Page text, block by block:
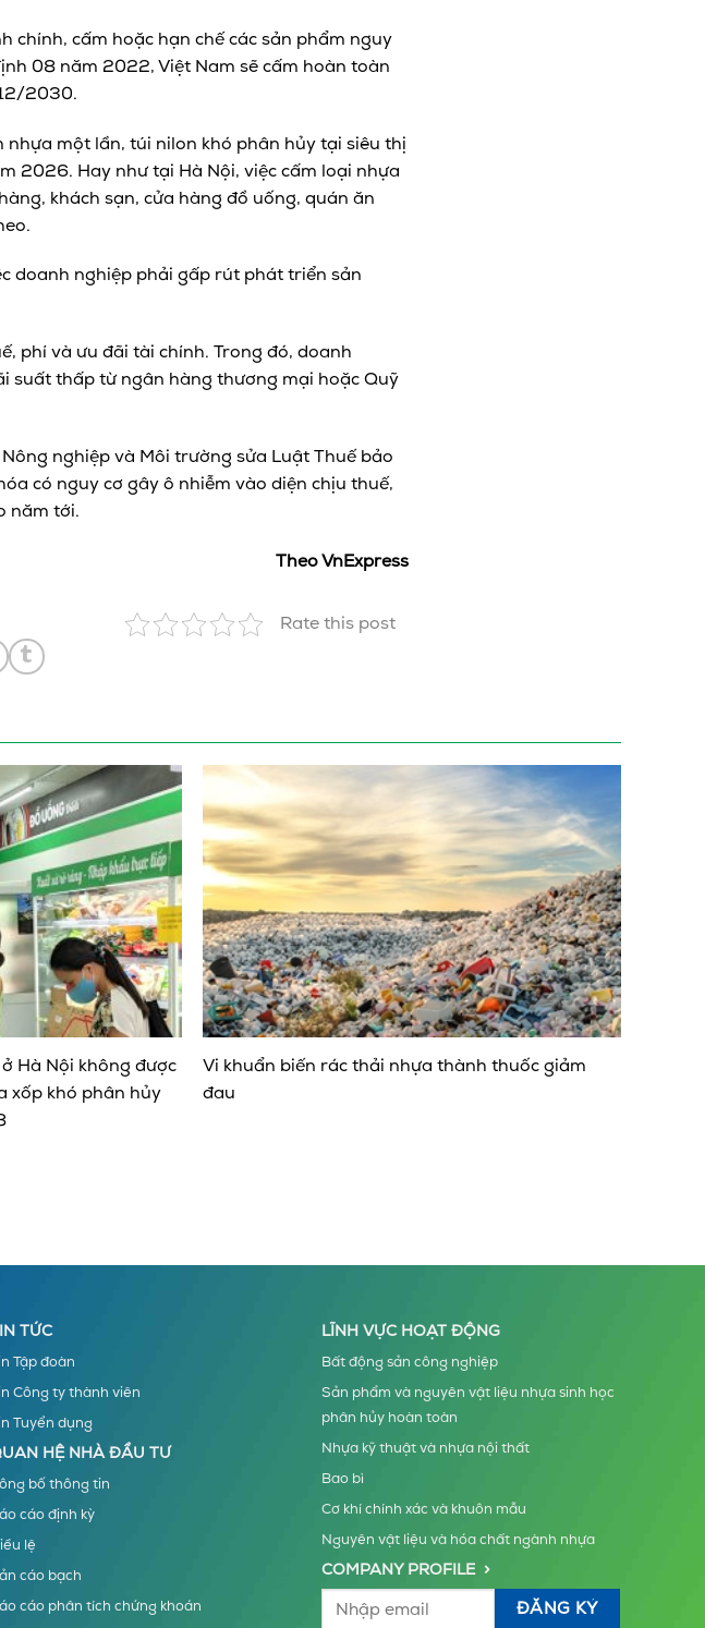
chính, cấm hoặc hạn chế các sản phẩm nguy
08 năm 2022, Việt Nam sẽ cấm hoàn toàn
2030.
nhựa một lần, túi nilon khó phân hủy tại siêu thị
2026. Hay như tại Hà Nội, việc cấm loại nhựa
khách sạn, cửa hàng đồ uống, quán ăn
doanh nghiệp phải gấp rút phát triển sản
phí và ưu đãi tài chính. Trong đó, doanh
suất thấp từ ngân hàng thương mại hoặc Quỹ
nghiệp và Môi trường sửa Luật Thuế bảo
có nguy cơ gây ô nhiễm vào diện chịu thuế,
năm tới.
Theo VnExpress
Rate this post
Hà Nội không được
xốp khó phân hủy
Vi khuẩn biến rác thải nhựa thành thuốc giảm
đau
TỨC
Tập đoàn
Công ty thành viên
Tuyển dụng
HỆ NHÀ ĐẦU TƯ
bố thông tin
cáo định kỳ
lệ
cáo bạch
cáo phân tích chứng khoán
LĨNH VỰC HOẠT ĐỘNG
Bất động sản công nghiệp
Sản phẩm và nguyên vật liệu nhựa sinh học
phân hủy hoàn toàn
Nhựa kỹ thuật và nhựa nội thất
Bao bì
Cơ khí chính xác và khuôn mẫu
Nguyên vật liệu và hóa chất ngành nhựa
COMPANY PROFILE >